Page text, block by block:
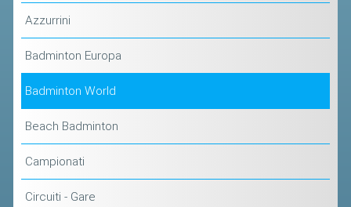
Azzurrini
Badminton Europa
Badminton World
Beach Badminton
Campionati
Circuiti - Gare
CAMPIONATI A SQUADRE